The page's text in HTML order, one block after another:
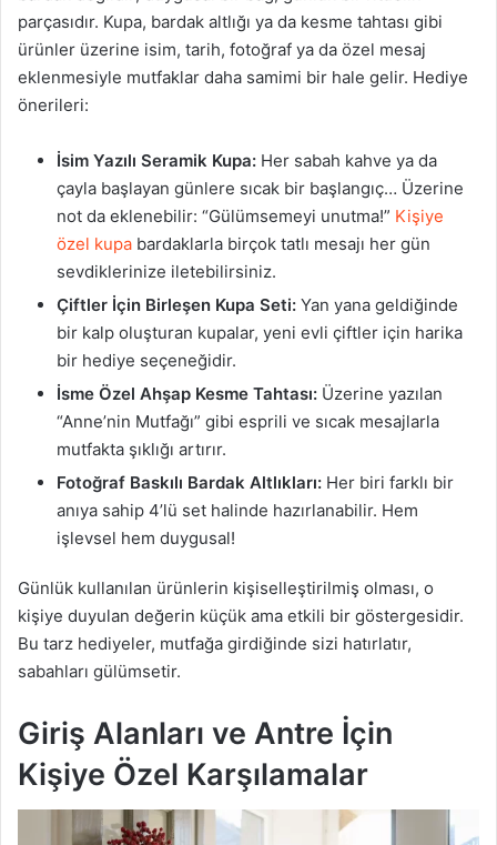
parçasıdır. Kupa, bardak altlığı ya da kesme tahtası gibi
ürünler üzerine isim, tarih, fotoğraf ya da özel mesaj
eklenmesiyle mutfaklar daha samimi bir hale gelir. Hediye
önerileri:
İsim Yazılı Seramik Kupa: Her sabah kahve ya da
çayla başlayan günlere sıcak bir başlangıç… Üzerine
not da eklenebilir: “Gülümsemeyi unutma!” Kişiye
özel kupa bardaklarla birçok tatlı mesajı her gün
sevdiklerinize iletebilirsiniz.
Çiftler İçin Birleşen Kupa Seti: Yan yana geldiğinde
bir kalp oluşturan kupalar, yeni evli çiftler için harika
bir hediye seçeneğidir.
İsme Özel Ahşap Kesme Tahtası: Üzerine yazılan
“Anne’nin Mutfağı” gibi esprili ve sıcak mesajlarla
mutfakta şıklığı artırır.
Fotoğraf Baskılı Bardak Altlıkları: Her biri farklı bir
anıya sahip 4’lü set halinde hazırlanabilir. Hem
işlevsel hem duygusal!
Günlük kullanılan ürünlerin kişiselleştirilmiş olması, o
kişiye duyulan değerin küçük ama etkili bir göstergesidir.
Bu tarz hediyeler, mutfağa girdiğinde sizi hatırlatır,
sabahları gülümsetir.
Giriş Alanları ve Antre İçin
Kişiye Özel Karşılamalar